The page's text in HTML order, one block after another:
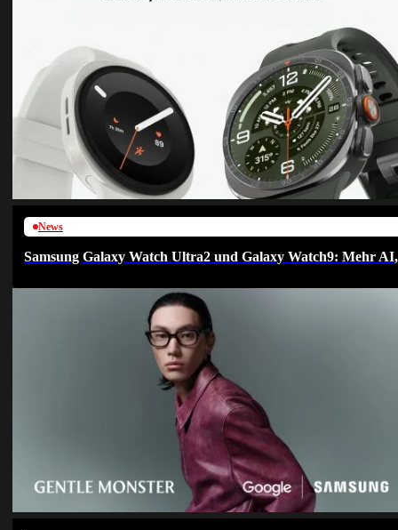
News
Samsung Galaxy Watch Ultra2 und Galaxy Watch9: Mehr